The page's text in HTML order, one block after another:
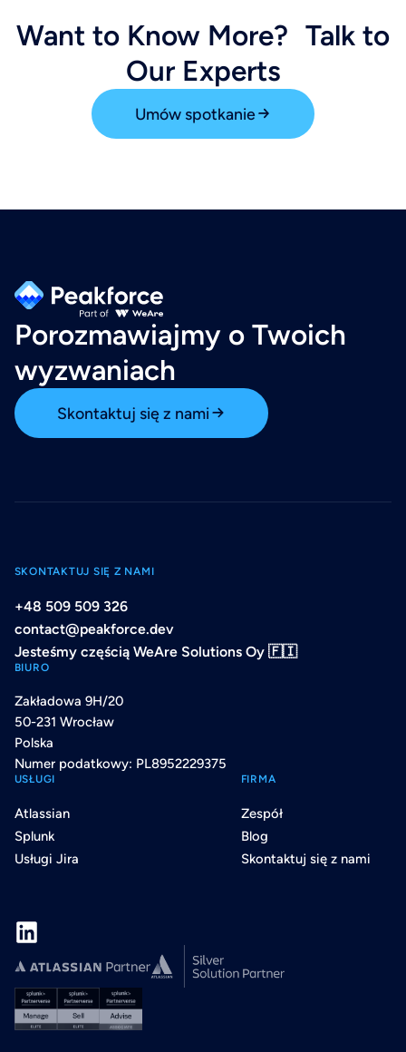
Want to Know More? Talk to
Our Experts
Umów spotkanie
Porozmawiajmy o Twoich
wyzwaniach
Skontaktuj się z nami
SKONTAKTUJ SIĘ Z NAMI
+48 509 509 326
contact@peakforce.dev
Jesteśmy częścią WeAre Solutions Oy 🇫🇮
BIURO
Zakładowa 9H/20
50-231 Wrocław
Polska
Numer podatkowy: PL8952229375
USŁUGI
Atlassian
Splunk
Usługi Jira
FIRMA
Zespół
Blog
Skontaktuj się z nami